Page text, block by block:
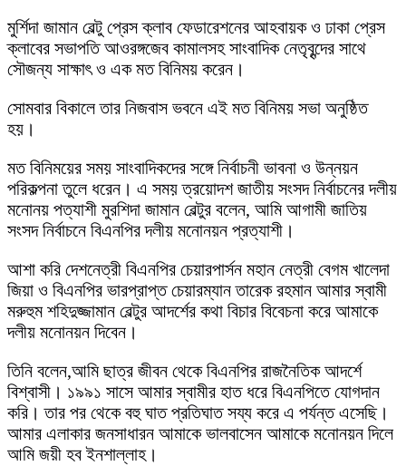
মুর্শিদা জামান বেল্টু প্রেস ক্লাব ফেডারেশনের আহবায়ক ও ঢাকা প্রেস
ক্লাবের সভাপতি আওরঙ্গজেব কামালসহ সাংবাদিক নেতৃবৃন্দের সাথে
সৌজন্য সাক্ষাৎ ও এক মত বিনিময় করেন।
সোমবার বিকালে তার নিজবাস ভবনে এই মত বিনিময় সভা অনুষ্ঠিত
হয়।
মত বিনিময়ের সময় সাংবাদিকদের সঙ্গে নির্বাচনী ভাবনা ও উন্নয়ন
পরিকল্পনা তুলে ধরেন। এ সময় ত্রয়োদশ জাতীয় সংসদ নির্বাচনের দলীয়
মনোনয় পত্যাশী মুরশিদা জামান বেল্টুর বলেন, আমি আগামী জাতিয়
সংসদ নির্বাচনে বিএনপির দলীয় মনোনয়ন প্রত্যাশী।
আশা করি দেশনেত্রী বিএনপির চেয়ারপার্সন মহান নেত্রী বেগম খালেদা
জিয়া ও বিএনপির ভারপ্রাপ্ত চেয়ারম্যান তারেক রহমান আমার স্বামী
মরুহুম শহিদুজ্জামান বেল্টুর আদর্শের কথা বিচার বিবেচনা করে আমাকে
দলীয় মনোনয়ন দিবেন।
তিনি বলেন,আমি ছাত্র জীবন থেকে বিএনপির রাজনৈতিক আদর্শে
বিশ্বাসী। ১৯৯১ সাসে আমার স্বামীর হাত ধরে বিএনপিতে যোগদান
করি। তার পর থেকে বহু ঘাত প্রতিঘাত সয্য করে এ পর্যন্ত এসেছি।
আমার এলাকার জনসাধারন আমাকে ভালবাসেন আমাকে মনোনয়ন দিলে
আমি জয়ী হব ইনশাল্লাহ।